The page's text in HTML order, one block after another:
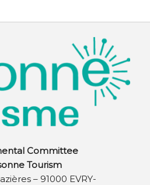
Committee
Tourism
– 91000 EVRY-